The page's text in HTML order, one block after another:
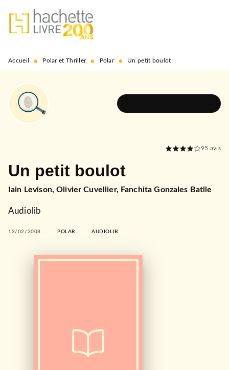
MENU RECHERCHE
PIED DE PAGE
Accueil • Polar et Thriller • Polar • Un petit boulot
95 avis
Un petit boulot
Iain Levison,Olivier Cuvellier, Fanchita Gonzales Batlle
Audiolib
13/02/2008 POLAR AUDIOLIB